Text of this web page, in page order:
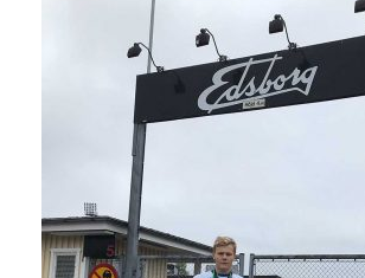
MEDLEMSANSÖKAN/PROVA-PÅ
MEDLEMSAVGIFTER
RESULTAT/STATISTIK
SPONSORSIDAN